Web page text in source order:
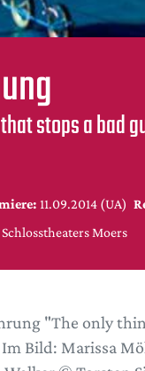
stops a bad
11.09.2014 (UA)
Moers
"The only
Bild: Marissa